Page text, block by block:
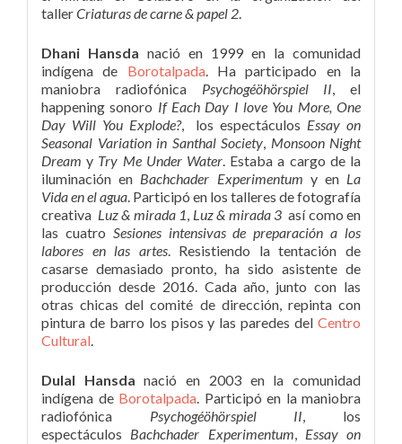
tallerCriaturas de carne & papel 2.
Dhani Hansda nació en 1999 en la comunidad
indígena de Borotalpada. Ha participado en la
maniobra radiofónica Psychogéöhörspiel II, el
happening sonoro If Each Day I love You More, One
Day Will You Explode?, los espectáculos Essay on
Seasonal Variation in Santhal Society, Monsoon Night
Dream y Try Me Under Water. Estaba a cargo de la
iluminación en Bachchader Experimentum y en La
Vida en el agua. Participó en los talleres de fotografía
creativa Luz & mirada 1, Luz & mirada 3 así como en
las cuatro Sesiones intensivas de preparación a los
labores en las artes. Resistiendo la tentación de
casarse demasiado pronto, ha sido asistente de
producción desde 2016. Cada año, junto con las
otras chicas del comité de dirección, repinta con
pintura de barro los pisos y las paredes del Centro
Cultural.
Dulal Hansda nació en 2003 en la comunidad
indígena de Borotalpada. Participó en la maniobra
radiofónica Psychogéöhörspiel II, los
espectáculos Bachchader Experimentum, Essay on